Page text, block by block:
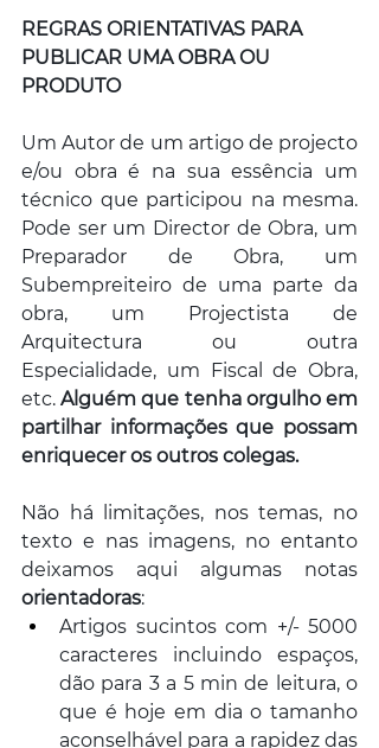
REGRAS ORIENTATIVAS PARA
PUBLICAR UMA OBRA OU
PRODUTO
Um Autor de um artigo de projecto
e/ou obra é na sua essência um
técnico que participou na mesma.
Pode ser um Director de Obra, um
Preparador de Obra, um
Subempreiteiro de uma parte da
obra, um Projectista de
Arquitectura ou outra
Especialidade, um Fiscal de Obra,
etc. Alguém que tenha orgulho em
partilhar informações que possam
enriquecer os outros colegas.
Não há limitações, nos temas, no
texto e nas imagens, no entanto
orientadoras:
Artigos sucintos com +/- 5000
caracteres incluindo espaços,
dão para 3 a 5 min de leitura, o
que é hoje em dia o tamanho
aconselhável para a rapidez das